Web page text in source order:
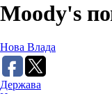
Moody's
Нова Влада
Держава